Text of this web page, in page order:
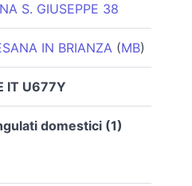
S. GIUSEPPE 38
IN BRIANZA(MB)
IT U677Y
domestici (1)